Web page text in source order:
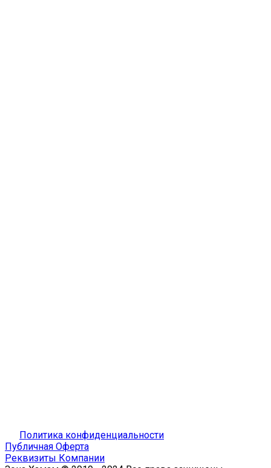
Политика конфиденциальности
Публичная Оферта
Реквизиты Компании